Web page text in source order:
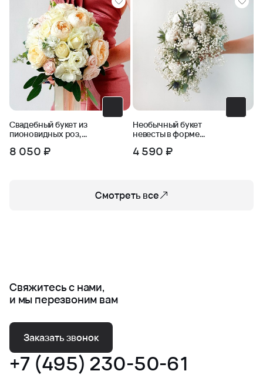
Свадебный букет из
пионовидных роз,
8 050 ₽
Необычный букет
невесты в форме
эрингиума и
4 590 ₽
Смотреть все
Свяжитесь с нами,
и мы перезвоним вам
Заказать звонок
+7 (495) 230-50-61